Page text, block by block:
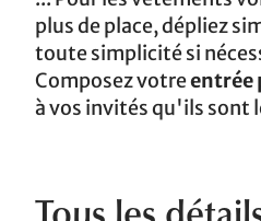
plus de place, dépliez
toute simplicité si
Composez votreentrée
à vos invités qu'ils sont